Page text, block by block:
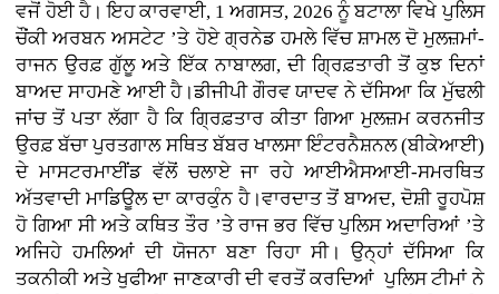
ਵਜੋਂ ਹੋਈ ਹੈ। ਇਹ ਕਾਰਵਾਈ, 1 ਅਗਸਤ, 2026 ਨੂੰ ਬਟਾਲਾ ਵਿਖੇ ਪੁਲਿਸ
ਚੌਂਕੀ ਅਰਬਨ ਅਸਟੇਟ ’ਤੇ ਹੋਏ ਗ੍ਰਨੇਡ ਹਮਲੇ ਵਿੱਚ ਸ਼ਾਮਲ ਦੋ ਮੁਲਜ਼ਮਾਂ-
ਰਾਜਨ ਉਰਫ਼ ਗੁੱਲੂ ਅਤੇ ਇੱਕ ਨਾਬਾਲਗ, ਦੀ ਗ੍ਰਿਫ਼ਤਾਰੀ ਤੋਂ ਕੁਝ ਦਿਨਾਂ
ਬਾਅਦ ਸਾਹਮਣੇ ਆਈ ਹੈ।ਡੀਜੀਪੀ ਗੌਰਵ ਯਾਦਵ ਨੇ ਦੱਸਿਆ ਕਿ ਮੁੱਢਲੀ
ਜਾਂਚ ਤੋਂ ਪਤਾ ਲੱਗਾ ਹੈ ਕਿ ਗ੍ਰਿਫ਼ਤਾਰ ਕੀਤਾ ਗਿਆ ਮੁਲਜ਼ਮ ਕਰਨਜੀਤ
ਉਰਫ਼ ਬੱਚਾ ਪੁਰਤਗਾਲ ਸਥਿਤ ਬੱਬਰ ਖਾਲਸਾ ਇੰਟਰਨੈਸ਼ਨਲ (ਬੀਕੇਆਈ)
ਦੇ ਮਾਸਟਰਮਾਈਂਡ ਵੱਲੋਂ ਚਲਾਏ ਜਾ ਰਹੇ ਆਈਐਸਆਈ-ਸਮਰਥਿਤ
ਅੱਤਵਾਦੀ ਮਾਡਿਊਲ ਦਾ ਕਾਰਕੁੰਨ ਹੈ।ਵਾਰਦਾਤ ਤੋਂ ਬਾਅਦ, ਦੋਸ਼ੀ ਰੂਹਪੋਸ਼
ਹੋ ਗਿਆ ਸੀ ਅਤੇ ਕਥਿਤ ਤੌਰ ’ਤੇ ਰਾਜ ਭਰ ਵਿੱਚ ਪੁਲਿਸ ਅਦਾਰਿਆਂ ’ਤੇ
ਅਜਿਹੇ ਹਮਲਿਆਂ ਦੀ ਯੋਜਨਾ ਬਣਾ ਰਿਹਾ ਸੀ। ਉਨ੍ਹਾਂ ਦੱਸਿਆ ਕਿ
ਤਕਨੀਕੀ ਅਤੇ ਖੁਫੀਆ ਜਾਣਕਾਰੀ ਦੀ ਵਰਤੋਂ ਕਰਦਿਆਂ ਪੁਲਿਸ ਟੀਮਾਂ ਨੇ